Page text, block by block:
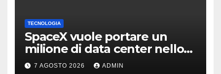
TECNOLOGIA
SpaceX vuole portare un
milione di data center nello
spazio: Nvidia sarà il cervello
7 AGOSTO 2026 ADMIN